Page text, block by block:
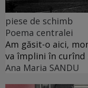
piese de schimb
Poema centralei
Am găsit-o aici,
va împlini în curînd
Ana Maria SANDU